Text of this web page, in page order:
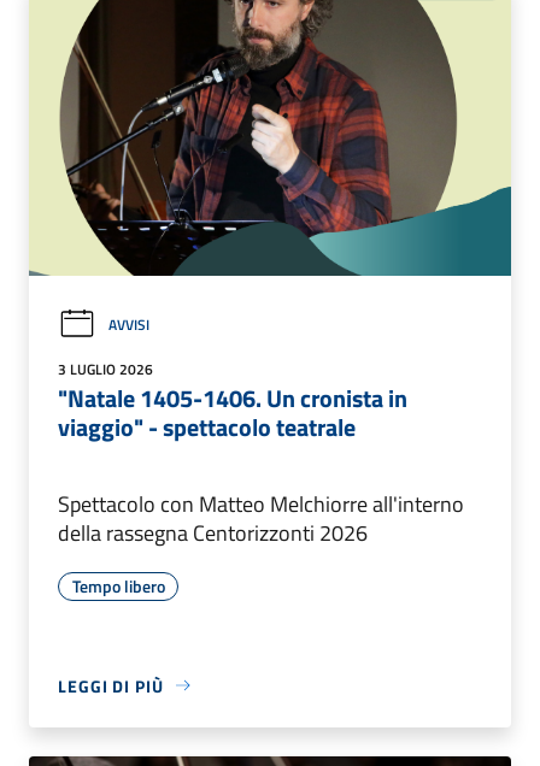
AVVISI
3 LUGLIO 2026
"Natale 1405-1406. Un cronista in
viaggio" - spettacolo teatrale
Spettacolo con Matteo Melchiorre all'interno
della rassegna Centorizzonti 2026
Tempo libero
LEGGI DI PIÙ